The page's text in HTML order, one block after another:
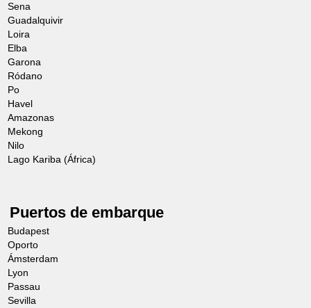
Sena
Guadalquivir
Loira
Elba
Garona
Ródano
Po
Havel
Amazonas
Mekong
Nilo
Lago Kariba (África)
Puertos de embarque
Budapest
Oporto
Ámsterdam
Lyon
Passau
Sevilla